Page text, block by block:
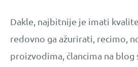
Dakle, najbitnije je imati
redovno ga ažurirati, recimo,
proizvodima, člancima na blog